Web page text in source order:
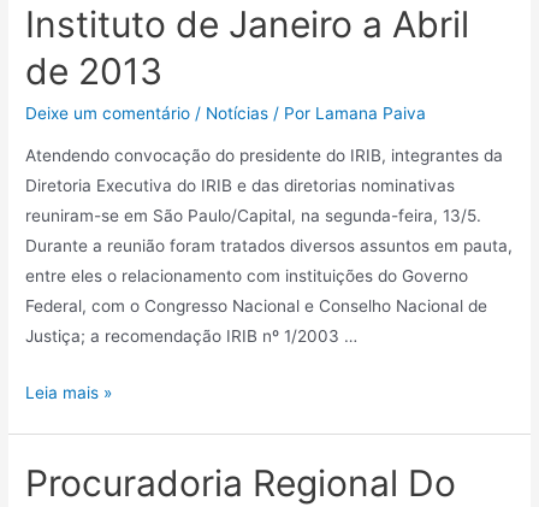
Instituto de Janeiro a Abril
de 2013
Deixe um comentário / Notícias / Por Lamana Paiva
Atendendo convocação do presidente do IRIB, integrantes da
Diretoria Executiva do IRIB e das diretorias nominativas
reuniram-se em São Paulo/Capital, na segunda-feira, 13/5.
Durante a reunião foram tratados diversos assuntos em pauta,
entre eles o relacionamento com instituições do Governo
Federal, com o Congresso Nacional e Conselho Nacional de
Justiça; a recomendação IRIB nº 1/2003 …
Leia mais »
Procuradoria Regional Do